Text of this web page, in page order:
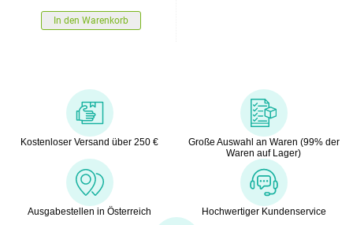
In den Warenkorb
Kostenloser Versand über 250 €
Große Auswahl an Waren (99% der
Waren auf Lager)
Ausgabestellen in Österreich Hochwertiger Kundenservice